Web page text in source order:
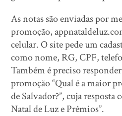
As notas são enviadas por
promoção,
celular. O site pede um
como nome, RG, CPF,
Também é preciso
promoção “Qual é a maior
de Salvador?”, cuja resposta
Natal de Luz e Prêmios”.